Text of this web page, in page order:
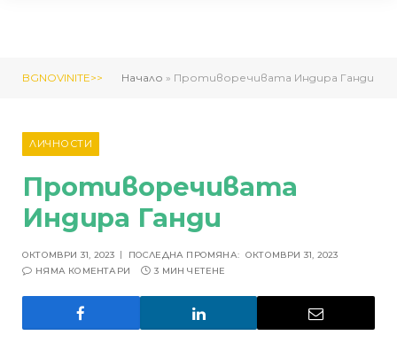
BGNOVINITE>> Начало » Противоречивата Индира Ганди
ЛИЧНОСТИ
Противоречивата
Индира Ганди
ОКТОМВРИ 31, 2023 ПОСЛЕДНА ПРОМЯНА: ОКТОМВРИ 31, 2023
НЯМА КОМЕНТАРИ
3 МИН ЧЕТЕНЕ